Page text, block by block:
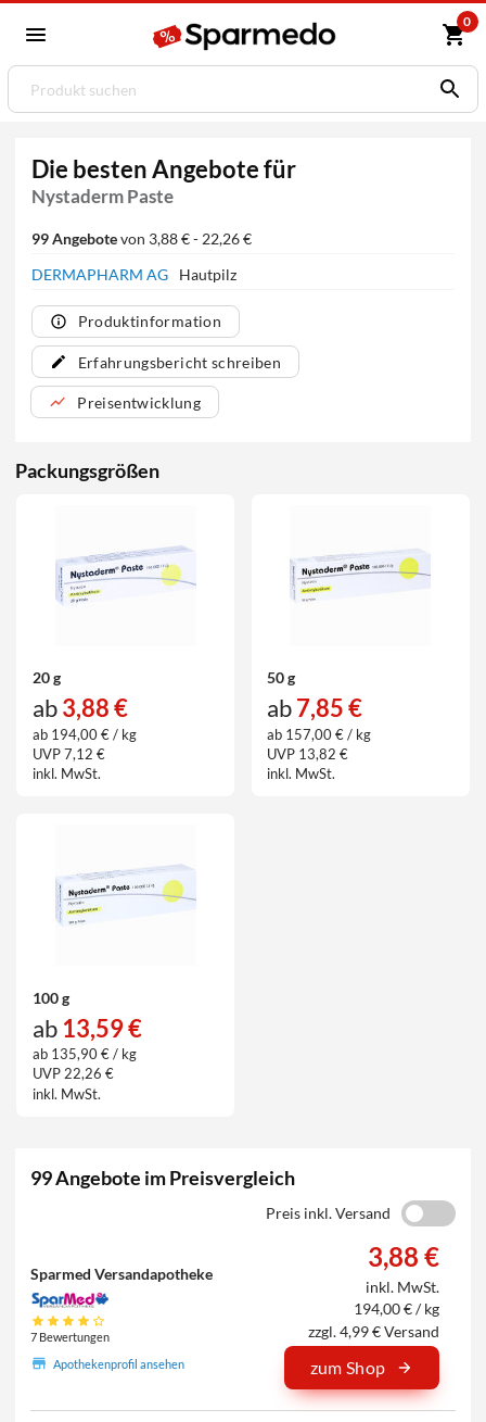
0
Die besten Angebote für
Nystaderm Paste
99 Angebotevon 3,88 € - 22,26 €
DERMAPHARM AG
Hautpilz
Produktinformation
Erfahrungsbericht schreiben
Preisentwicklung
Packungsgrößen
20 g
ab3,88 €
ab 194,00 € / kg
UVP 7,12 €
inkl. MwSt.
50 g
ab7,85 €
ab 157,00 € / kg
UVP 13,82 €
inkl. MwSt.
100 g
ab 13,59 €
ab 135,90 € / kg
UVP 22,26 €
inkl. MwSt.
99 Angebote im Preisvergleich
Preis inkl. Versand
Sparmed Versandapotheke
7 Bewertungen
Apothekenprofil ansehen
3,88 €
inkl. MwSt.
194,00 € / kg
zzgl. 4,99 € Versand
zum Shop